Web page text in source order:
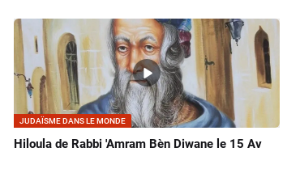
JUDAÏSME DANS LE MONDE
Hiloula de Rabbi 'Amram Bèn Diwane le 15 Av